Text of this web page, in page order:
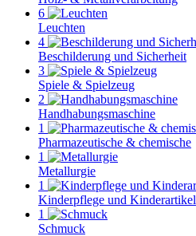
6
Leuchten
4
Beschilderung und Sicherheit
3
Spiele & Spielzeug
2
Handhabungsmaschine
1
Pharmazeutische & chemische
1
Metallurgie
1
Kinderpflege und Kinderartikel
1
Schmuck